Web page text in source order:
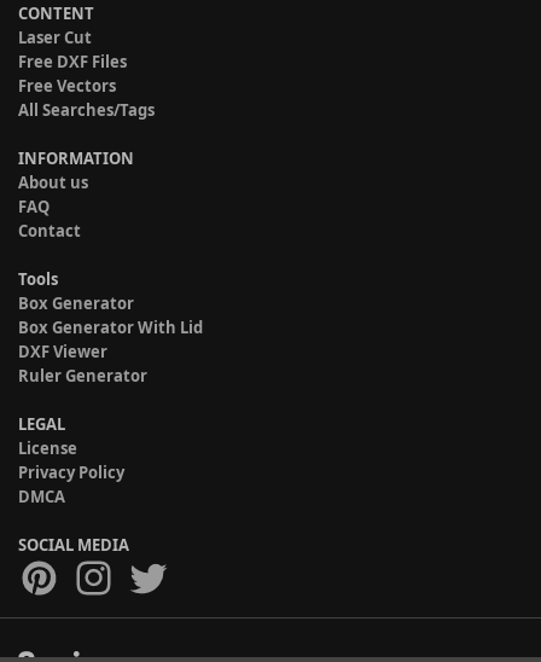
CONTENT
Laser Cut
Free DXF Files
Free Vectors
All Searches/Tags
INFORMATION
About us
FAQ
Contact
Tools
Box Generator
Box Generator With Lid
DXF Viewer
Ruler Generator
LEGAL
License
Privacy Policy
DMCA
SOCIAL MEDIA